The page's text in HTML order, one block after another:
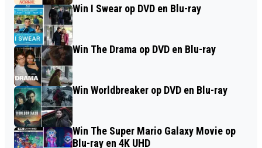
Win I Swear op DVD en Blu-ray
Win The Drama op DVD en Blu-ray
Win Worldbreaker op DVD en Blu-ray
Win The Super Mario Galaxy Movie op
Blu-ray en 4K UHD